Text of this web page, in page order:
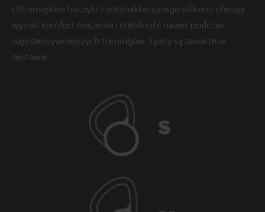
Ultramiękkie haczyki z antybakteryjnego silikonu oferują
wysoki komfort noszenia i stabilność nawet podczas
najintensywniejszych treningów. 3 pary są zawarte w
zestawie.